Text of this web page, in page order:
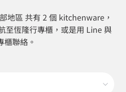
地區 共有 2 個 kitchenware，
至恆隆行專櫃，或是用 Line 與
櫃聯絡。